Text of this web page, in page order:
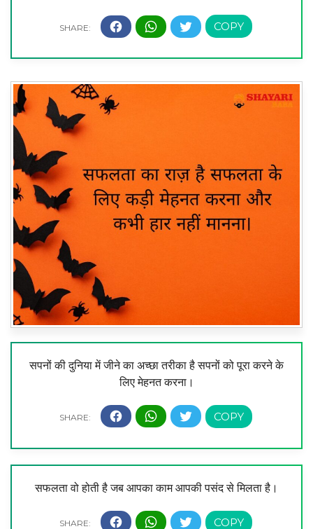
सपनों की दुनिया में जीने का अच्छा तरीका है सपनों को पूरा करने के
लिए मेहनत करना।
सफलता वो होती है जब आपका काम आपकी पसंद से मिलता है।